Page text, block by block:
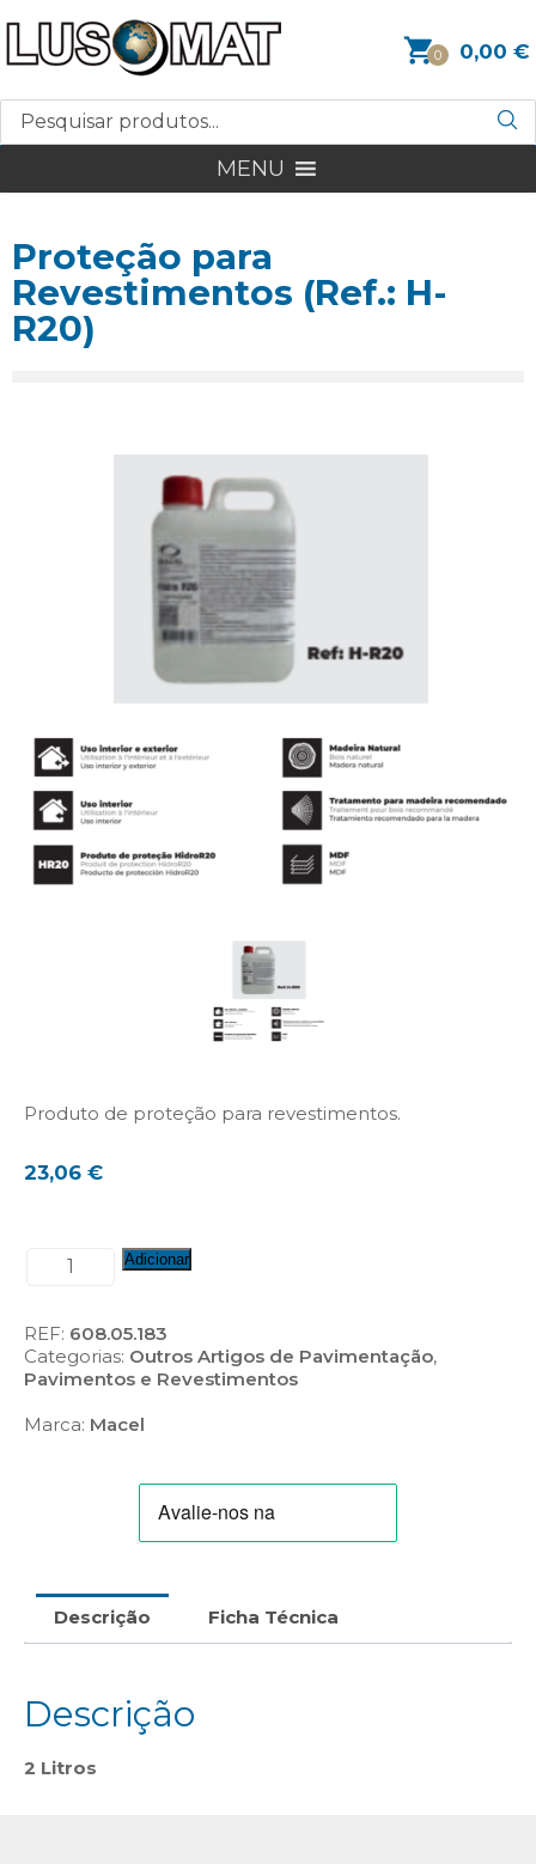
0 0,00 €
MENU
Proteção para
Revestimentos (Ref.: H-
R20)
Produto de proteção para revestimentos.
23,06 €
Quantidade
para
Revestimentos
(Ref.:
R20)
Adicionar
REF: 608.05.183
Categorias: Outros Artigos de Pavimentação,
Pavimentos e Revestimentos
Marca: Macel
Descrição Ficha Técnica
Descrição
2 Litros